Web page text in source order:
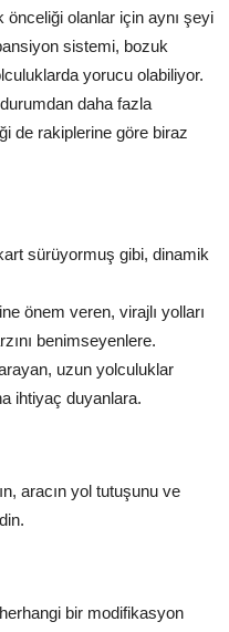
önceliği olanlar için aynı şeyi
sistemi, bozuk
yorucu olabiliyor.
daha fazla
de rakiplerine göre biraz
sürüyormuş gibi, dinamik
önem veren, virajlı yolları
benimseyenlere.
uzun yolculuklar
ihtiyaç duyanlara.
aracın yol tutuşunu ve
bir modifikasyon